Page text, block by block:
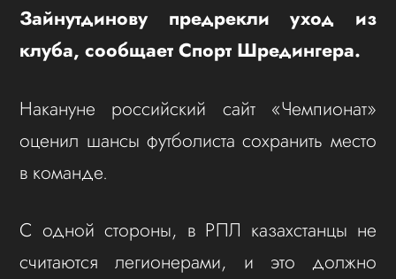
Зайнутдинову предрекли уход из
клуба, сообщает Спорт Шредингера.
Накануне российский сайт «Чемпионат»
оценил шансы футболиста сохранить место
в команде.
С одной стороны, в РПЛ казахстанцы не
считаются легионерами, и это должно